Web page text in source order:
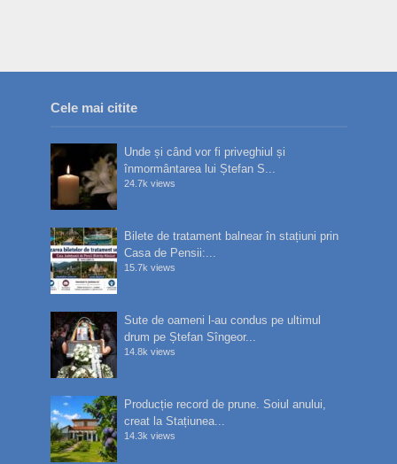
Cele mai citite
Unde și când vor fi priveghiul și
înmormântarea lui Ștefan S...
24.7k views
Bilete de tratament balnear în stațiuni prin
Casa de Pensii:...
15.7k views
Sute de oameni l-au condus pe ultimul
drum pe Ștefan Sîngeor...
14.8k views
Producție record de prune. Soiul anului,
creat la Stațiunea...
14.3k views